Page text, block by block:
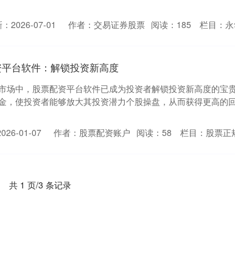
：2026-07-01 作者：交易证券股票 阅读： 185 栏目：
台软件：解锁投资新高度
场中，股票配资平台软件已成为投资者解锁投资新高度的宝
，使投资者能够放大其投资潜力个股操盘，从而获得更高的
01-07 作者：股票配资账户 阅读： 58 栏目： 股票正
共 1 页/3 条记录